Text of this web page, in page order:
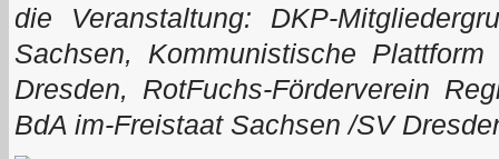
die Veranstaltung: DKP-
Sachsen, Kommunistische
Dresden, RotFuchs-Förderverein
BdA im-Freistaat Sachsen /SV